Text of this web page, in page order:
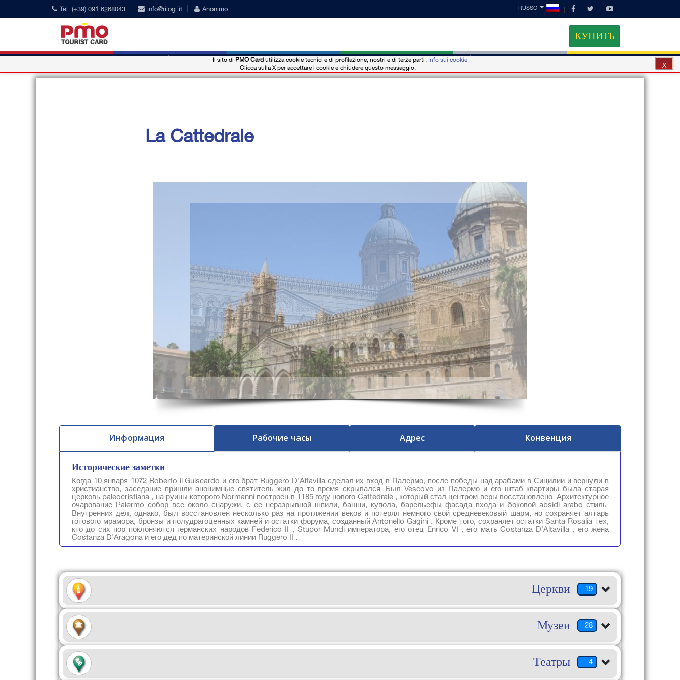
Tel. (+39) 091 6268043 info@rilogi.it Anonimo RUSSO
КУПИТЬ
Наши Конвенции Новости События Где купить Отель b&b Мобильные
La Cattedrale
Информация Рабочие часы Адрес Конвенция
Исторические заметки
Когда 10 января 1072 Roberto il Guiscardo и его брат Ruggero D'Altavilla сделал их вход в Палермо, после победы над арабами в Сицилии и вернули в
христианство, заседание пришли анонимные святитель жил до то время скрывался. Был Vescovo из Палермо и его штаб-квартиры была старая
церковь paleocristiana , на руины которого Normanni построен в 1185 году нового Cattedrale , который стал центром веры восстановлено. Архитектурное
очарование Palermo собор все около снаружи, с ее неразрывной шпили, башни, купола, барельефы фасада входа и боковой absidi arabo стиль.
Внутренних дел, однако, был восстановлен несколько раз на протяжении веков и потерял немного свой средневековый шарм, но сохраняет алтарь
готового мрамора, бронзы и полудрагоценных камней и остатки форума, созданный Antonello Gagini . Кроме того, сохраняет остатки Santa Rosalia тех,
кто до сих пор поклоняются германских народов Federico II , Stupor Mundi императора, его отец Enrico VI , его мать Costanza D'Altavilla , его жена
Costanza D'Aragona и его дед по материнской линии Ruggero II .
19
Церкви
28
Музеи
4
Театры
Il sito di PMO Card utilizza cookie tecnici e di profilazione, nostri e di terze parti. Info sui cookie
Clicca sulla X per accettare i cookie e chiudere questo messaggio.
X